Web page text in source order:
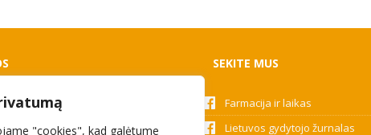
"cookies", kad galėtume
SEKITE MUS
Farmacija ir laikas
Lietuvos gydytojo žurnalas